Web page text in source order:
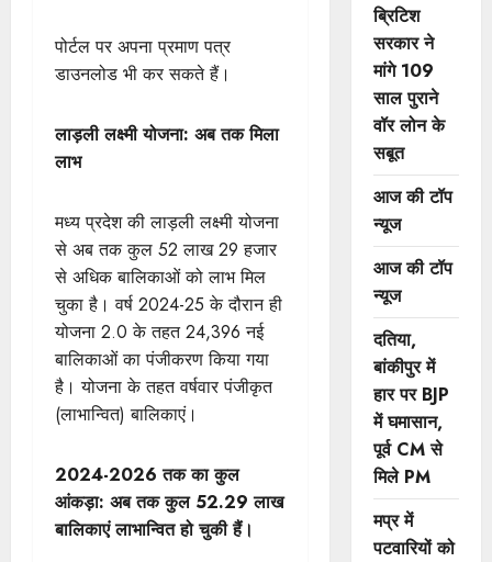
पोर्टल पर अपना प्रमाण पत्र
डाउनलोड भी कर सकते हैं।
लाड़ली लक्ष्मी योजना: अब तक मिला
लाभ
मध्य प्रदेश की लाड़ली लक्ष्मी योजना
से अब तक कुल 52 लाख 29 हजार
से अधिक बालिकाओं को लाभ मिल
चुका है। वर्ष 2024-25 के दौरान ही
योजना 2.0 के तहत 24,396 नई
बालिकाओं का पंजीकरण किया गया
है। योजना के तहत वर्षवार पंजीकृत
(लाभान्वित) बालिकाएं।
2024-2026 तक का कुल
आंकड़ा: अब तक कुल 52.29 लाख
बालिकाएं लाभान्वित हो चुकी हैं।
ब्रिटिश
सरकार ने
मांगे 109
साल पुराने
वॉर लोन के
सबूत
आज की टॉप
न्यूज
आज की टॉप
न्यूज
दतिया,
बांकीपुर में
हार पर BJP
में घमासान,
पूर्व CM से
मिले PM
मप्र में
पटवारियों को